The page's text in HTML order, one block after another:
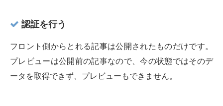
認証を行う
フロント側からとれる記事は公開されたものだけです。
プレビューは公開前の記事なので、今の状態ではそのデ
ータを取得できず、プレビューもできません。